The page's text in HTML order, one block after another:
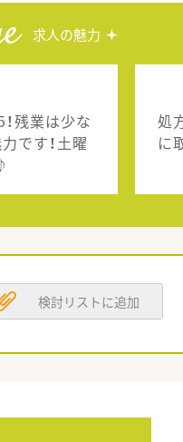
求人の魅力
残業は少な
です！土曜
処
に
検討リストに追加